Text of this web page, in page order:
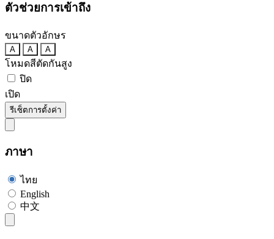
ตัวช่วยการเข้าถึง
ขนาดตัวอักษร
A A A
โหมดสีตัดกันสูง
ปิด
เปิด
รีเซ็ตการตั้งค่า
ภาษา
ไทย
English
中文